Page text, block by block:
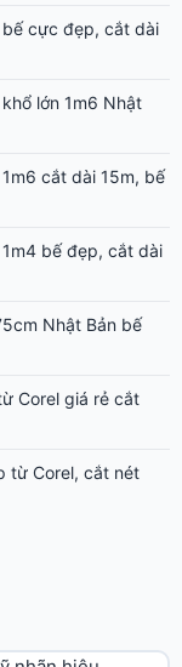
bế cực đẹp, cắt dài
lớn 1m6 Nhật
cắt dài 15m, bế
bế đẹp, cắt dài
Nhật Bản bế
Corel giá rẻ cắt
từ Corel, cắt nét